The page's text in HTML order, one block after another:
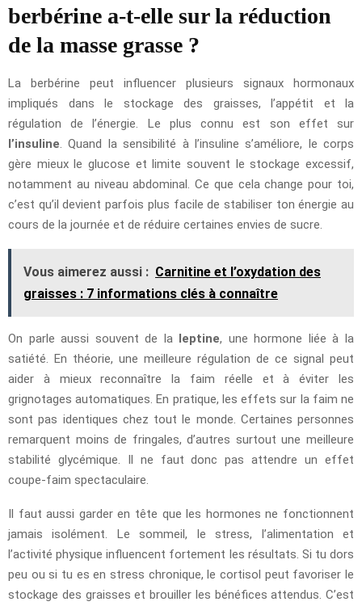
berbérine a-t-elle sur la réduction
de la masse grasse ?
La berbérine peut influencer plusieurs signaux hormonaux
impliqués dans le stockage des graisses, l’appétit et la
régulation de l’énergie. Le plus connu est son effet sur
l’insuline . Quand la sensibilité à l’insuline s’améliore, le corps
gère mieux le glucose et limite souvent le stockage excessif,
notamment au niveau abdominal. Ce que cela change pour toi,
c’est qu’il devient parfois plus facile de stabiliser ton énergie au
cours de la journée et de réduire certaines envies de sucre.
Vous aimerez aussi : Carnitine et l’oxydation des
graisses : 7 informations clés à connaître
On parle aussi souvent de la leptine, une hormone liée à la
satiété. En théorie, une meilleure régulation de ce signal peut
aider à mieux reconnaître la faim réelle et à éviter les
grignotages automatiques. En pratique, les effets sur la faim ne
sont pas identiques chez tout le monde. Certaines personnes
remarquent moins de fringales, d’autres surtout une meilleure
stabilité glycémique. Il ne faut donc pas attendre un effet
coupe-faim spectaculaire.
Il faut aussi garder en tête que les hormones ne fonctionnent
jamais isolément. Le sommeil, le stress, l’alimentation et
l’activité physique influencent fortement les résultats. Si tu dors
peu ou si tu es en stress chronique, le cortisol peut favoriser le
stockage des graisses et brouiller les bénéfices attendus. C’est